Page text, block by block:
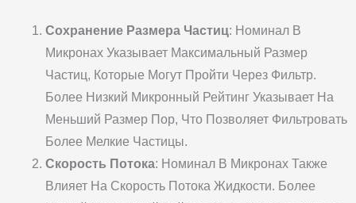
Сохранение Размера Частиц: Номинал В
Микронах Указывает Максимальный Размер
Частиц, Которые Могут Пройти Через Фильтр.
Более Низкий Микронный Рейтинг Указывает На
Меньший Размер Пор, Что Позволяет Фильтровать
Более Мелкие Частицы.
Скорость Потока: Номинал В Микронах Также
Влияет На Скорость Потока Жидкости. Более